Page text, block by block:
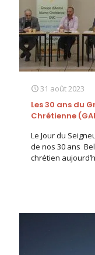
31 août 2023
Les 30 ans du
Chrétienne
Le Jour du
de nos 30 ans
chrétien